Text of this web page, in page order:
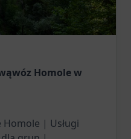
Homole w
| Usługi